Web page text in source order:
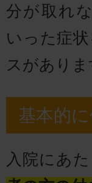
分が取れ
いった症
スがありま
基本的
入院にあ